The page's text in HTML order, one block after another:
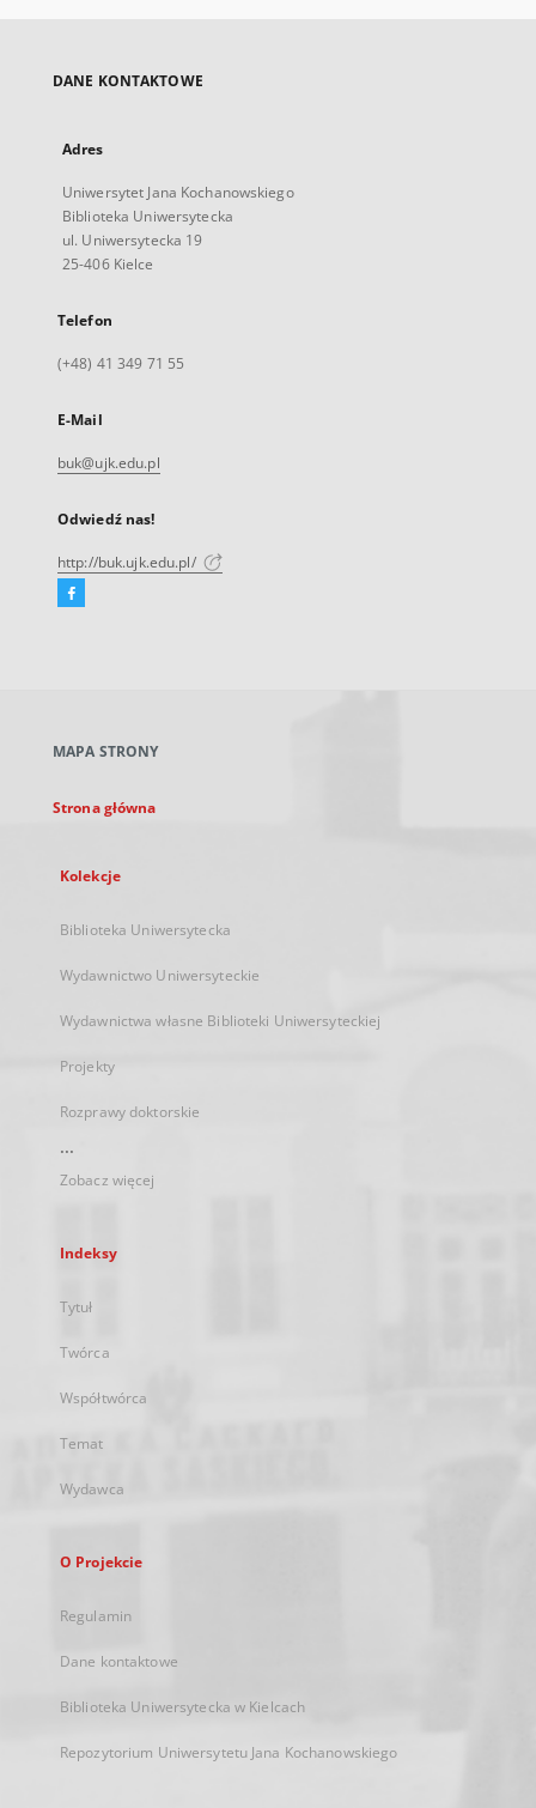
DANE KONTAKTOWE
Adres
Uniwersytet Jana Kochanowskiego
Biblioteka Uniwersytecka
ul. Uniwersytecka 19
25-406 Kielce
Telefon
(+48) 41 349 71 55
E-Mail
buk@ujk.edu.pl
Odwiedź nas!
http://buk.ujk.edu.pl/
Facebook
karcie
MAPA STRONY
Strona główna
Kolekcje
Biblioteka Uniwersytecka
Wydawnictwo Uniwersyteckie
Wydawnictwa własne Biblioteki Uniwersyteckiej
Projekty
Rozprawy doktorskie
...
Zobacz więcej
Indeksy
Tytuł
Twórca
Współtwórca
Temat
Wydawca
O Projekcie
Regulamin
Dane kontaktowe
Biblioteka Uniwersytecka w Kielcach
Repozytorium Uniwersytetu Jana Kochanowskiego